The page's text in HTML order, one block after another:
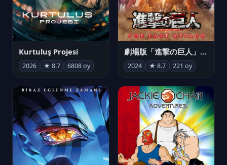
Kurtuluş Projesi
2026 ★ 8.7 6808 oy
劇場版「進撃の巨人」完結編 THE LAST ATTACK
2024 ★ 8.7 221 oy